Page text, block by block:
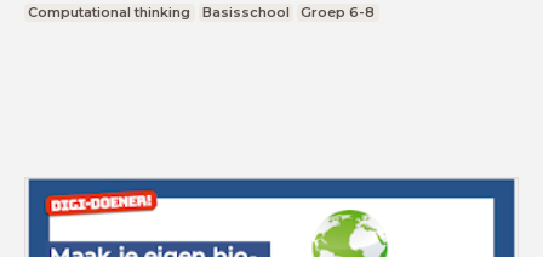
Computational thinking Basisschool Groep 6-8